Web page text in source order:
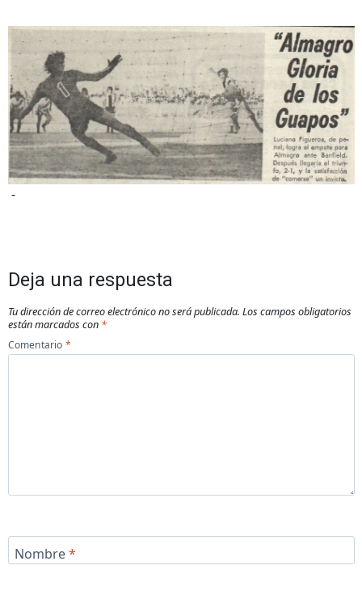
-
Deja una respuesta
Tu dirección de correo electrónico no será publicada. Los campos obligatorios
están marcados con *
Comentario *
Nombre*